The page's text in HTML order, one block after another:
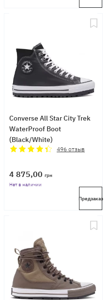
Converse All Star City Trek
WaterProof Boot
(Black/White)
496отзыв
4 875,00 грн
Нет в наличии
Предзаказ